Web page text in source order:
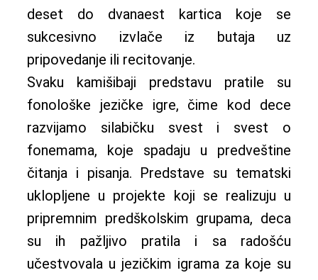
deset do dvanaest kartica koje se
sukcesivno izvlače iz butaja uz
pripovedanje ili recitovanje.
Svaku kamišibaji predstavu pratile su
fonološke jezičke igre, čime kod dece
razvijamo silabičku svest i svest o
fonemama, koje spadaju u predveštine
čitanja i pisanja. Predstave su tematski
uklopljene u projekte koji se realizuju u
pripremnim predškolskim grupama, deca
su ih pažljivo pratila i sa radošću
učestvovala u jezičkim igrama za koje su